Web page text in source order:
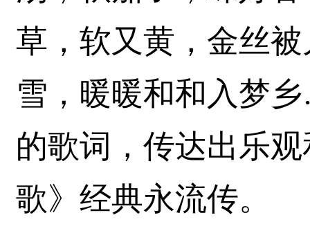
草，软又黄，金丝
雪，暖暖和和入梦
的歌词，传达出乐
歌》经典永流传。